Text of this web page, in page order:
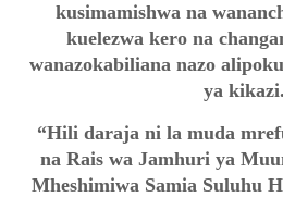
kusimamishwa na
kuelezwa kero na
wanazokabiliana nazo
ya kikazi.
“Hili daraja ni la muda
na Rais wa Jamhuri ya
Mheshimiwa Samia Suluhu